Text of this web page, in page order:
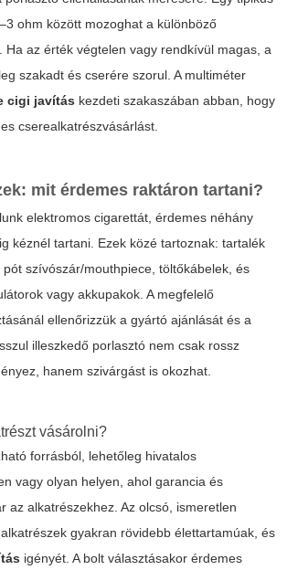
ohm között mozoghat a különböző
Ha az érték végtelen vagy rendkívül magas, a
szakadt és cserére szorul. A multiméter
cigi javítás kezdeti szakaszában abban, hogy
cserealkatrészvásárlást.
mit érdemes raktáron tartani?
elektromos cigarettát, érdemes néhány
kéznél tartani. Ezek közé tartoznak: tartalék
szívószár/mouthpiece, töltőkábelek, és
vagy akkupakok. A megfelelő
ellenőrizzük a gyártó ajánlását és a
illeszkedő porlasztó nem csak rossz
hanem szivárgást is okozhat.
vásárolni?
forrásból, lehetőleg hivatalos
vagy olyan helyen, ahol garancia és
az alkatrészekhez. Az olcsó, ismeretlen
gyakran rövidebb élettartamúak, és
igényét. A bolt választásakor érdemes